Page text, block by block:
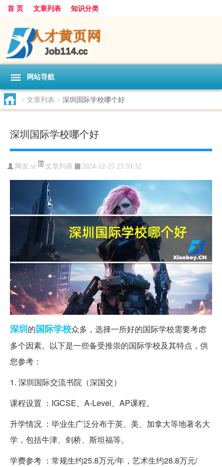
首 页 文章列表 知识分类
网站导航
> 文章列表 > 深圳国际学校哪个好
深圳国际学校哪个好
网友:sz 文章列表 2024-12-25 23:59:32
深圳的国际学校众多，选择一所好的国际学校需要考虑
多个因素。以下是一些备受推崇的国际学校及其特点，供
您参考：
1. 深圳国际交流书院（深国交）
课程设置 ：IGCSE、A-Level、AP课程。
升学情况 ：毕业生广泛分布于英、美、加拿大等地著名大
学，包括牛津、剑桥、斯坦福等。
学费参考 ：常规生约25.8万元/年，艺术生约28.8万元/